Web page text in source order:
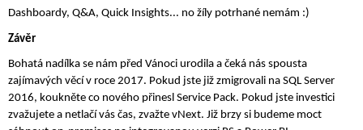
Dashboardy, Q&A, Quick Insights... no žíly potrhané nemám :)
Závěr
Bohatá nadílka se nám před Vánoci urodila a čeká nás spousta
zajímavých věcí v roce 2017. Pokud jste již zmigrovali na SQL Server
2016, koukněte co nového přinesl Service Pack. Pokud jste investici
zvažujete a netlačí vás čas, zvažte vNext. Již brzy si budeme moct